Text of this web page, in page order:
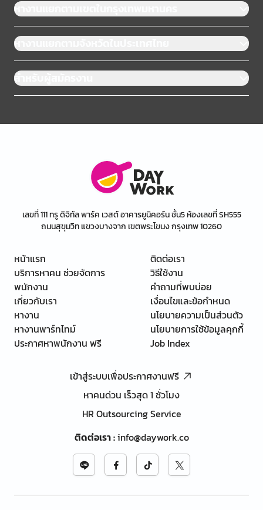
หางานแยกตามเขตในกรุงเทพมหานคร
หางานแยกตามจังหวัดในประเทศไทย
สำหรับผู้สมัครงาน
เลขที่ 111 ทรู ดิจิทัล พาร์ค เวสต์ อาคารยูนิคอร์น ชั้น5 ห้องเลขที่ SH555
ถนนสุขุมวิท แขวงบางจาก เขตพระโขนง กรุงเทพ 10260
หน้าแรก
บริการหาคน ช่วยจัดการ
พนักงาน
เกี่ยวกับเรา
หางาน
หางานพาร์ทไทม์
ประกาศหาพนักงาน ฟรี
ติดต่อเรา
วิธีใช้งาน
คำถามที่พบบ่อย
เงื่อนไขและข้อกำหนด
นโยบายความเป็นส่วนตัว
นโยบายการใช้ข้อมูลคุกกี้
Job Index
เข้าสู่ระบบเพื่อประกาศงานฟรี
หาคนด่วน เร็วสุด 1 ชั่วโมง
HR Outsourcing Service
ติดต่อเรา:info@daywork.co